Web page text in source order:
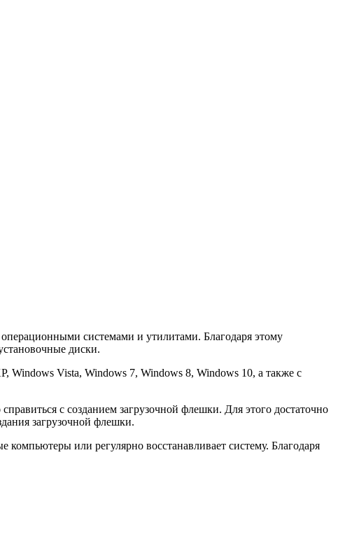
системами и утилитами. Благодаря этому
диски.
Windows Vista, Windows 7, Windows 8, Windows 10, а также с
с созданием загрузочной флешки. Для этого достаточно
загрузочной флешки.
или регулярно восстанавливает систему. Благодаря